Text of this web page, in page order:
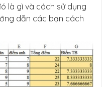
là gì và cách sử dụng
dẫn các bạn cách